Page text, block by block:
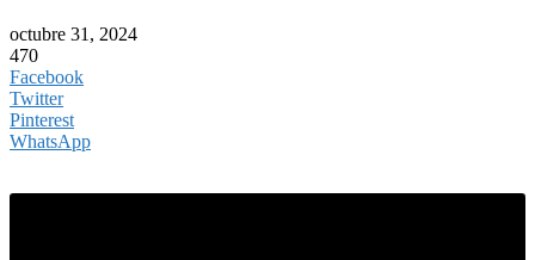
octubre 31, 2024
470
Facebook
Twitter
Pinterest
WhatsApp